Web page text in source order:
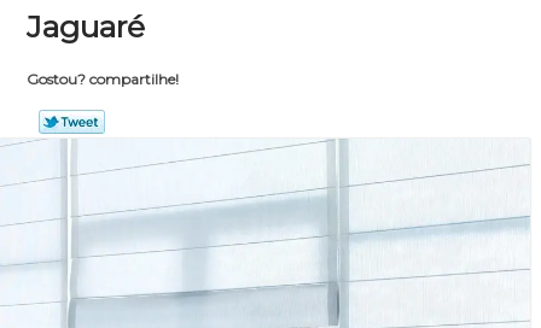
Jaguaré
Gostou? compartilhe!